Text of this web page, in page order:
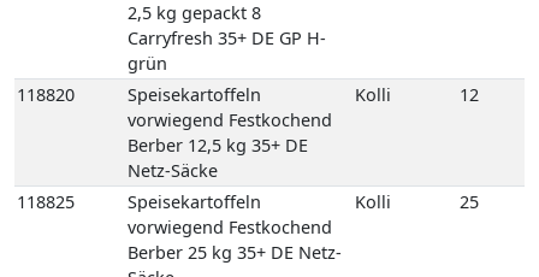
Speisekartoffeln
vorwiegend Festkochend
Berber 25 kg 35+ DE Netz-
Säcke
Speisekartoffeln
vorwiegend festkochend
Quarta 12,5 kg 35+ DE
Netz-Säcke
Speisekartoffeln
vorwiegend festkochend